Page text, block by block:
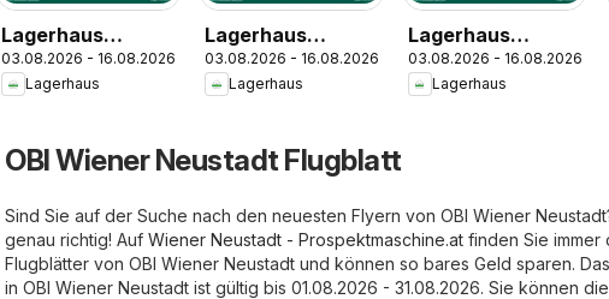
Lagerhaus
Wochen
Angebote
03.08.2026 - 16.08.2026
Lagerhaus
Lagerhaus
Wochen
Angebote
03.08.2026 - 16.08.2026
Lagerhaus
Lagerhaus
Wochen
Angebote
03.08.2026 - 16.08.2026
Lagerhaus
OBI Wiener Neustadt Flugblatt
Sind Sie auf der Suche nach den neuesten Flyern von OBI Wiener
genau richtig! Auf Wiener Neustadt - Prospektmaschine.at finden Sie immer
Flugblätter von OBI Wiener Neustadt und können so bares Geld sparen.
in OBI Wiener Neustadt ist gültig bis 01.08.2026 - 31.08.2026. Sie können